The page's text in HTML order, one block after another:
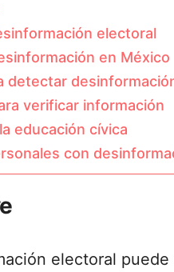
electoral
en México
detectar
verificar información
educación cívica
con
electoral